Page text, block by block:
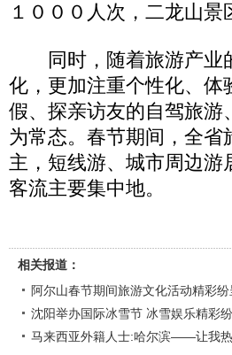
１０００人次，二龙山
同时，随着旅游产业
化，更加注重个性化、
假、探亲访友的自驾旅
为常态。春节期间，全
主，短线游、城市周边
客流主要集中地。
相关报道：
阿尔山春节期间旅游文化活动精彩纷
沈阳举办国际冰雪节 冰雪娱乐精彩
马来西亚外籍人士:哈尔滨――让我